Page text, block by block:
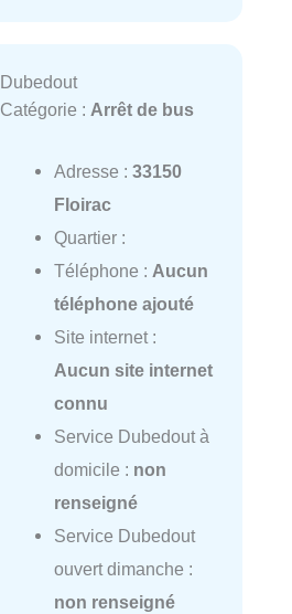
Dubedout
Catégorie : Arrêt de bus
Adresse : 33150
Floirac
Quartier :
Téléphone : Aucun
téléphone ajouté
Site internet :
Aucun site internet
connu
Service Dubedout à
domicile : non
renseigné
Service Dubedout
ouvert dimanche :
non renseigné